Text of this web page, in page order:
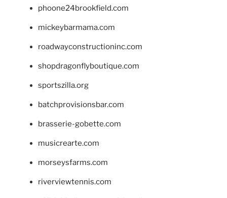
phoone24brookfield.com
mickeybarmama.com
roadwayconstructioninc.com
shopdragonflyboutique.com
sportszilla.org
batchprovisionsbar.com
brasserie-gobette.com
musicrearte.com
morseysfarms.com
riverviewtennis.com